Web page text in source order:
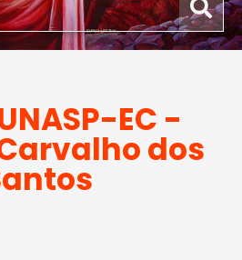
EC -
dos